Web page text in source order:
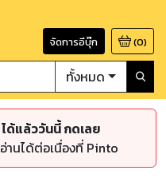
จัดการอีบุ๊ก (0)
ทั้งหมด
ด้แล้ววันนี้ กดเลย
นได้ต่อเนื่องที่ Pinto